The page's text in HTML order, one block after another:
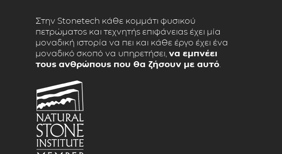
Στην Stonetech κάθε κομμάτι φυσικού
πετρώματος και τεχνητής επιφάνειας έχει μία
μοναδική ιστορία να πει και κάθε έργο έχει ένα
μοναδικό σκοπό να υπηρετήσει, να εμπνέει
τους ανθρώπους που θα ζήσουν με αυτό.